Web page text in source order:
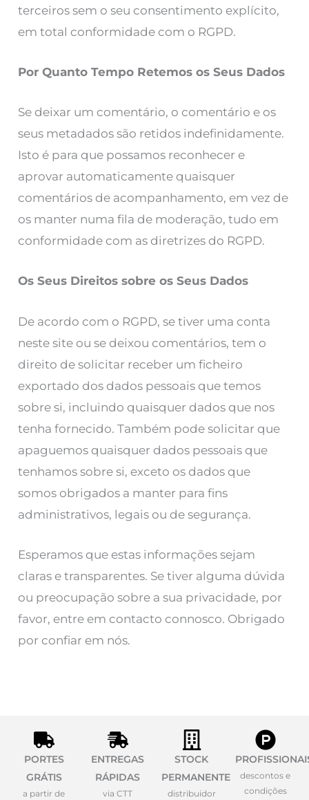
terceiros sem o seu consentimento explícito,
em total conformidade com o RGPD.
Por Quanto Tempo Retemos os Seus Dados
Se deixar um comentário, o comentário e os
seus metadados são retidos indefinidamente.
Isto é para que possamos reconhecer e
aprovar automaticamente quaisquer
comentários de acompanhamento, em vez de
os manter numa fila de moderação, tudo em
conformidade com as diretrizes do RGPD.
Os Seus Direitos sobre os Seus Dados
De acordo com o RGPD, se tiver uma conta
neste site ou se deixou comentários, tem o
direito de solicitar receber um ficheiro
exportado dos dados pessoais que temos
sobre si, incluindo quaisquer dados que nos
tenha fornecido. Também pode solicitar que
apaguemos quaisquer dados pessoais que
tenhamos sobre si, exceto os dados que
somos obrigados a manter para fins
administrativos, legais ou de segurança.
Esperamos que estas informações sejam
claras e transparentes. Se tiver alguma dúvida
ou preocupação sobre a sua privacidade, por
favor, entre em contacto connosco. Obrigado
por confiar em nós.
PORTES
GRÁTIS
a partir de
ENTREGAS
RÁPIDAS
via CTT
STOCK
PERMANENTE
distribuidor
descontos e
condições